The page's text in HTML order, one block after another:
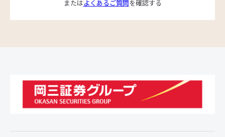
またはよくあるご質問を確認する